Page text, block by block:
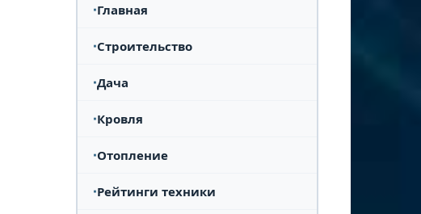
Главная
Строительство
Дача
Кровля
Отопление
Рейтинги техники